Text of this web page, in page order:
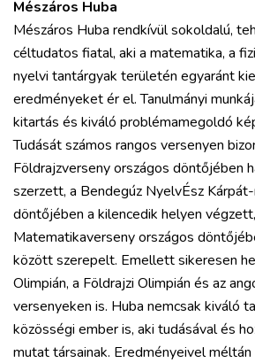
Mészáros Huba
Mészáros Huba rendkívül sokoldalú,
céltudatos fiatal, aki a matematika, a
nyelvi tantárgyak területén egyaránt
eredményeket ér el. Tanulmányi
kitartás és kiváló problémamegoldó
Tudását számos rangos versenyen
Földrajzverseny országos döntőjében
szerzett, a Bendegúz NyelvÉsz
döntőjében a kilencedik helyen
Matematikaverseny országos
között szerepelt. Emellett sikeresen
Olimpián, a Földrajzi Olimpián és az
versenyeken is. Huba nemcsak kiváló
közösségi ember is, aki tudásával és
mutat társainak. Eredményeivel